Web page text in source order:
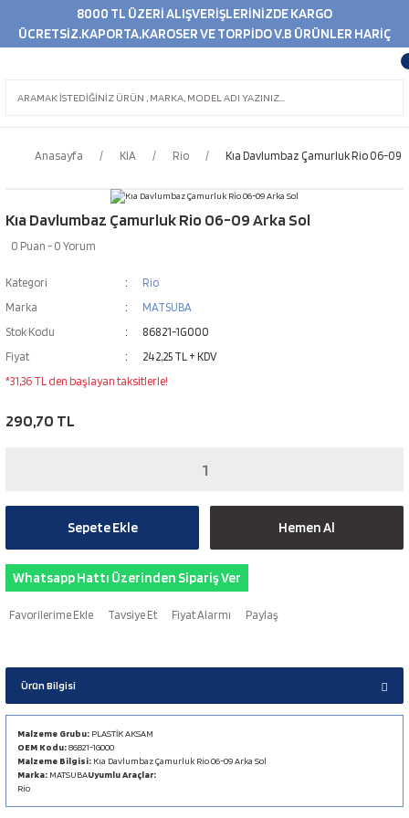
8000 TL ÜZERİ ALIŞVERİŞLERİNİZDE KARGO
ÜCRETSİZ.KAPORTA,KAROSER VE TORPİDO V.B ÜRÜNLER HARİÇ
Anasayfa KİA Rio Kıa Davlumbaz Çamurluk Rio 06-09
Kıa Davlumbaz Çamurluk Rio 06-09 Arka Sol
0 Puan - 0 Yorum
Kategori
Rio
Marka
MATSUBA
Stok Kodu
86821-1G000
Fiyat
242,25 TL + KDV
*31,36 TL den başlayan taksitlerle!
290,70 TL
Sepete Ekle Hemen Al
Whatsapp Hattı Üzerinden Sipariş Ver
Tavsiye Et Fiyat Alarmı Paylaş
Ürün Bilgisi
Malzeme Grubu: PLASTİK AKSAM
OEM Kodu:86821-1G000
Malzeme Bilgisi: Kıa Davlumbaz Çamurluk Rio 06-09 Arka Sol
Marka: MATSUBAUyumlu Araçlar:
Rio